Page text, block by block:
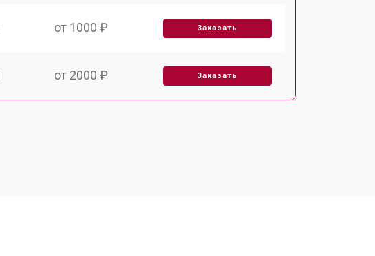
от 1000 ₽ Заказать
от 2000 ₽ Заказать